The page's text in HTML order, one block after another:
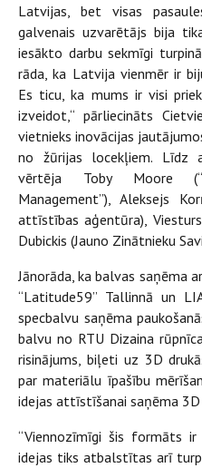
Latvijas, bet visas
galvenais uzvarētājs bija
iesākto darbu sekmīgi
rāda, ka Latvija vienmēr ir
Es ticu, ka mums ir visi
izveidot,“ pārliecināts
vietnieks inovācijas
no žūrijas locekļiem. Līdz
vērtēja Toby Moore
Management”), Aleksejs
attīstības aģentūra), Viesturs
Dubickis (Jauno Zinātnieku
Jānorāda, ka balvas saņēma
“Latitude59” Tallinnā un
specbalvu saņēma
balvu no RTU Dizaina
risinājums, biļeti uz 3D
par materiālu īpašību
idejas attīstīšanai saņēma 3D
“Viennozīmīgi šis formāts
idejas tiks atbalstītas arī